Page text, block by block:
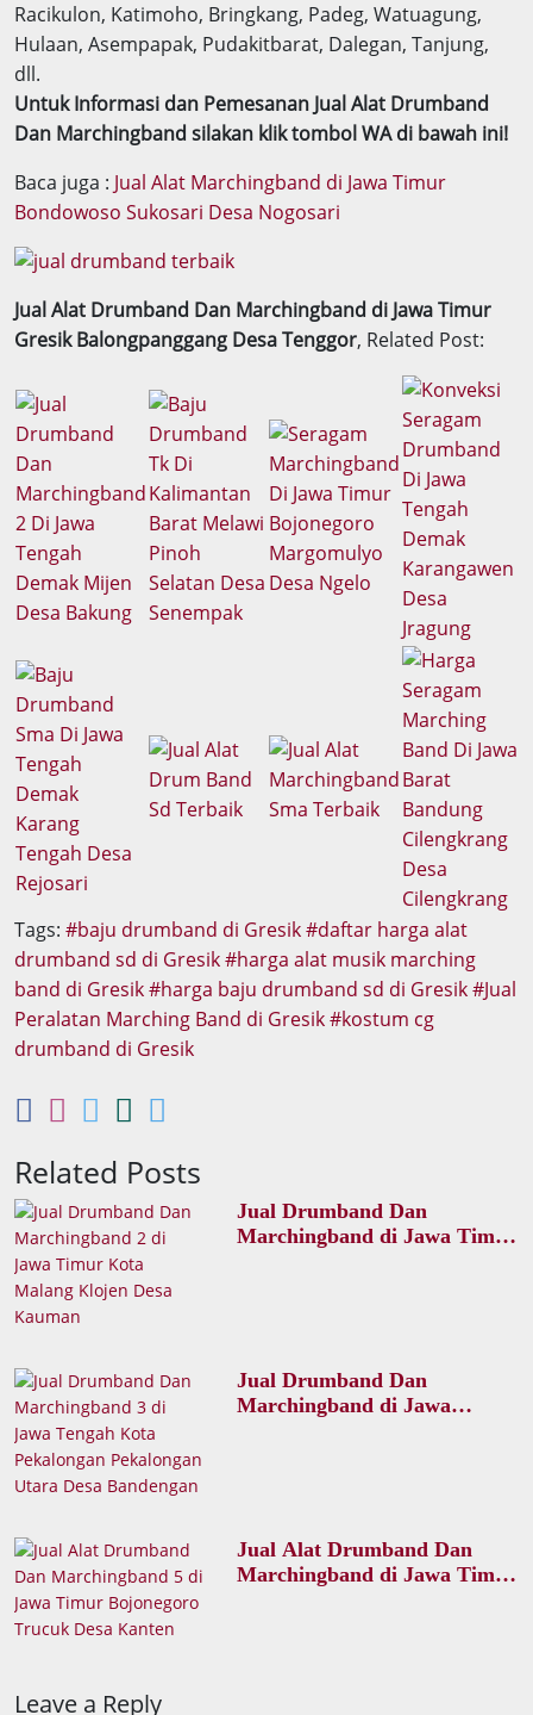
Racikulon, Katimoho, Bringkang, Padeg, Watuagung,
Hulaan, Asempapak, Pudakitbarat, Dalegan, Tanjung,
dll.
Untuk Informasi dan Pemesanan Jual Alat Drumband
Dan Marchingband silakan klik tombol WA di bawah ini!
Baca juga : Jual Alat Marchingband di Jawa Timur
Bondowoso Sukosari Desa Nogosari
Jual Alat Drumband Dan Marchingband di Jawa Timur
Gresik Balongpanggang Desa Tenggor, Related Post:
Tags: baju drumband di Gresik
daftar harga alat
drumband sd di Gresik
harga alat musik marching
band di Gresik
harga baju drumband sd di Gresik
Jual
Peralatan Marching Band di Gresik
kostum cg
drumband di Gresik
Related Posts
Jual Drumband Dan
Marchingband di Jawa Timur
Jual Drumband Dan
Marchingband di Jawa
Jual Alat Drumband Dan
Marchingband di Jawa Timur
Leave a Reply